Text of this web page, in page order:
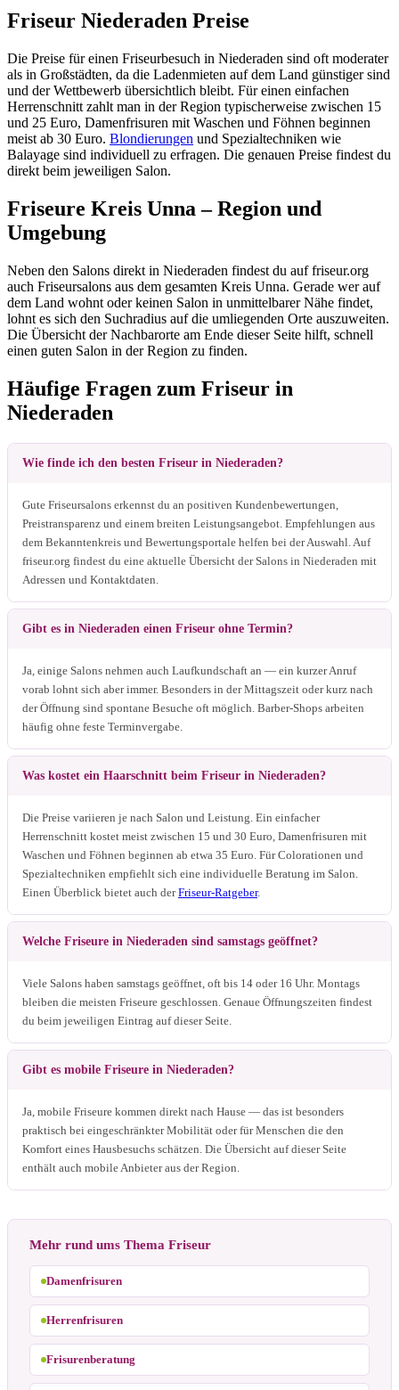
Friseur Niederaden Preise
Die Preise für einen Friseurbesuch in Niederaden sind oft moderater
als in Großstädten, da die Ladenmieten auf dem Land günstiger sind
und der Wettbewerb übersichtlich bleibt. Für einen einfachen
Herrenschnitt zahlt man in der Region typischerweise zwischen 15
und 25 Euro, Damenfrisuren mit Waschen und Föhnen beginnen
meist ab 30 Euro. Blondierungen und Spezialtechniken wie
Balayage sind individuell zu erfragen. Die genauen Preise findest du
direkt beim jeweiligen Salon.
Friseure Kreis Unna – Region und
Umgebung
Neben den Salons direkt in Niederaden findest du auf friseur.org
auch Friseursalons aus dem gesamten Kreis Unna. Gerade wer auf
dem Land wohnt oder keinen Salon in unmittelbarer Nähe findet,
lohnt es sich den Suchradius auf die umliegenden Orte auszuweiten.
Die Übersicht der Nachbarorte am Ende dieser Seite hilft, schnell
einen guten Salon in der Region zu finden.
Häufige Fragen zum Friseur in
Niederaden
Wie finde ich den besten Friseur in Niederaden?
Gute Friseursalons erkennst du an positiven Kundenbewertungen,
Preistransparenz und einem breiten Leistungsangebot. Empfehlungen aus
dem Bekanntenkreis und Bewertungsportale helfen bei der Auswahl. Auf
friseur.org findest du eine aktuelle Übersicht der Salons in Niederaden mit
Adressen und Kontaktdaten.
Gibt es in Niederaden einen Friseur ohne Termin?
Ja, einige Salons nehmen auch Laufkundschaft an — ein kurzer Anruf
vorab lohnt sich aber immer. Besonders in der Mittagszeit oder kurz nach
der Öffnung sind spontane Besuche oft möglich. Barber-Shops arbeiten
häufig ohne feste Terminvergabe.
Was kostet ein Haarschnitt beim Friseur in Niederaden?
Die Preise variieren je nach Salon und Leistung. Ein einfacher
Herrenschnitt kostet meist zwischen 15 und 30 Euro, Damenfrisuren mit
Waschen und Föhnen beginnen ab etwa 35 Euro. Für Colorationen und
Spezialtechniken empfiehlt sich eine individuelle Beratung im Salon.
Einen Überblick bietet auch derFriseur-Ratgeber.
Welche Friseure in Niederaden sind samstags geöffnet?
Viele Salons haben samstags geöffnet, oft bis 14 oder 16 Uhr. Montags
bleiben die meisten Friseure geschlossen. Genaue Öffnungszeiten findest
du beim jeweiligen Eintrag auf dieser Seite.
Gibt es mobile Friseure in Niederaden?
Ja, mobile Friseure kommen direkt nach Hause — das ist besonders
praktisch bei eingeschränkter Mobilität oder für Menschen die den
Komfort eines Hausbesuchs schätzen. Die Übersicht auf dieser Seite
enthält auch mobile Anbieter aus der Region.
Mehr rund ums Thema Friseur
Damenfrisuren
Herrenfrisuren
Frisurenberatung